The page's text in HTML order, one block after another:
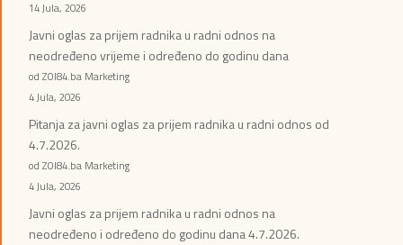
14 Jula, 2026
Javni oglas za prijem radnika u radni odnos na
neodređeno vrijeme i određeno do godinu dana
od ZOI84.ba Marketing
4 Jula, 2026
Pitanja za javni oglas za prijem radnika u radni odnos od
4.7.2026.
od ZOI84.ba Marketing
4 Jula, 2026
Javni oglas za prijem radnika u radni odnos na
neodređeno i određeno do godinu dana 4.7.2026.